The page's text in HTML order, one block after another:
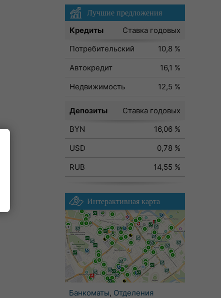
Лучшие предложения
Кредиты
Ставка годовых
Потребительский
10,8 %
Автокредит
16,1 %
Недвижимость
12,5 %
Депозиты
Ставка годовых
BYN
16,06 %
USD
0,78 %
RUB
14,55 %
Интерактивная карта
Банкоматы, Отделения